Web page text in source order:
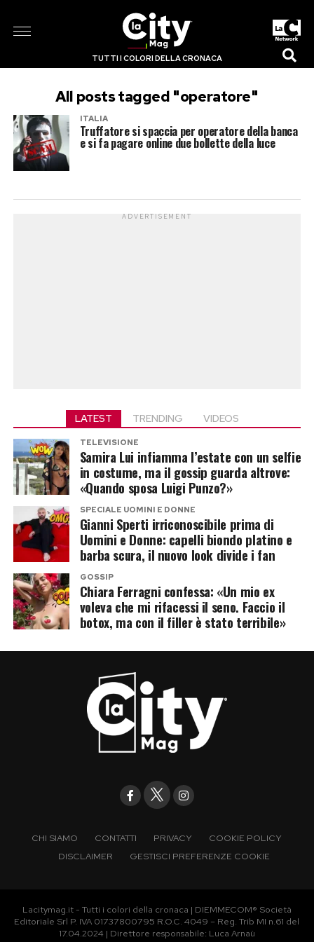
TUTTI I COLORI DELLA CRONACA
All posts tagged "operatore"
ITALIA
Truffatore si spaccia per operatore della banca
e si fa pagare online due bollette della luce
ADVERTISEMENT
LATEST TRENDING VIDEOS
TELEVISIONE
Samira Lui infiamma l’estate con un selfie
in costume, ma il gossip guarda altrove:
«Quando sposa Luigi Punzo?»
SPECIALE UOMINI E DONNE
Gianni Sperti irriconoscibile prima di
Uomini e Donne: capelli biondo platino e
barba scura, il nuovo look divide i fan
GOSSIP
Chiara Ferragni confessa: «Un mio ex
voleva che mi rifacessi il seno. Faccio il
botox, ma con il filler è stato terribile»
CHI SIAMO CONTATTI PRIVACY
COOKIE POLICY
DISCLAIMER
GESTISCI PREFERENZE COOKIE
Lacitymag.it - Tutti i colori della cronaca | DIEMMECOM® Società
Editoriale Srl P. IVA 01737800795 R.O.C. 4049 – Reg. Trib MI n.61 del
17.04.2024 | Direttore responsabile: Luca Arnaù